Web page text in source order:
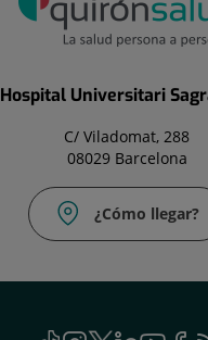
Hospital Universitari
C/ Viladomat, 288
08029 Barcelona
¿Cómo llegar?